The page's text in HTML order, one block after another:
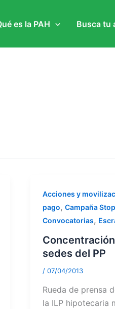
es la PAH Busca tu
Acciones y
pago,Campaña
Convocatorias,
sedes del PP
/07/04/2013
Rueda de prensa
la ILP hipotecaria